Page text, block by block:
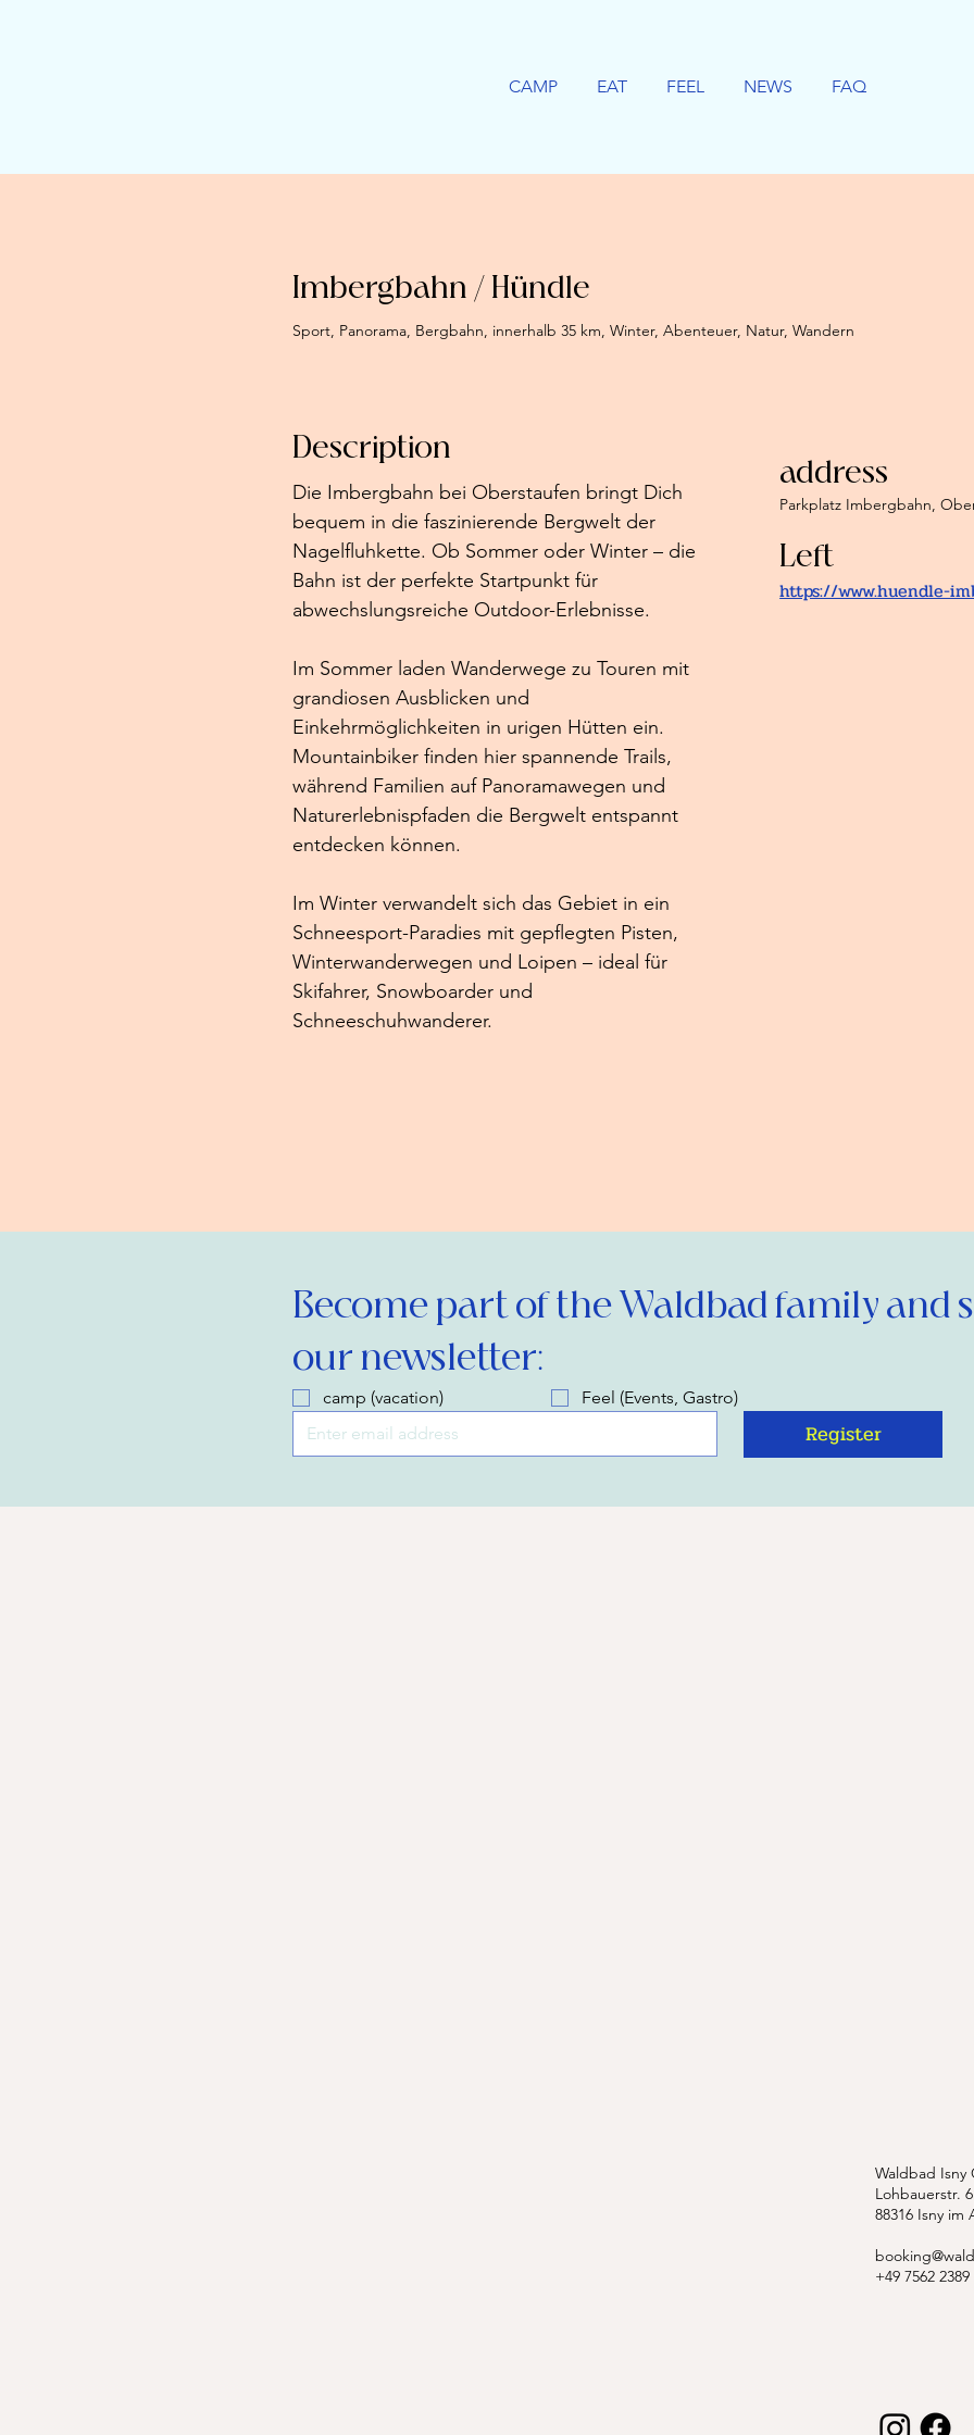
CAMP EAT FEEL NEWS FAQ
Imbergbahn / Hündle
Sport, Panorama, Bergbahn, innerhalb 35 km, Winter, Abenteuer, Natur, Wandern
Become part of the Waldbad family and
our newsletter:
camp (vacation) Feel (Events, Gastro)
Register
Description
Die Imbergbahn bei Oberstaufen bringt Dich
bequem in die faszinierende Bergwelt der
Nagelfluhkette. Ob Sommer oder Winter – die
Bahn ist der perfekte Startpunkt für
abwechslungsreiche Outdoor-Erlebnisse.
Im Sommer laden Wanderwege zu Touren mit
grandiosen Ausblicken und
Einkehrmöglichkeiten in urigen Hütten ein.
Mountainbiker finden hier spannende Trails,
während Familien auf Panoramawegen und
Naturerlebnispfaden die Bergwelt entspannt
entdecken können.
Im Winter verwandelt sich das Gebiet in ein
Schneesport-Paradies mit gepflegten Pisten,
Winterwanderwegen und Loipen – ideal für
Skifahrer, Snowboarder und
Schneeschuhwanderer.
address
Parkplatz Imbergbahn,
Left
https://www.huendle-
Waldbad Isny
Lohbauerstr.
88316 Isny im
+49 7562 2389